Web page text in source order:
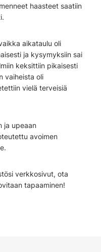
haasteet saatiin
aikataulu oli
ja kysymyksiin sai
keksittiin pikaisesti
vaiheista oli
vielä terveisiä
ja upeaan
avoimen
verkkosivut, ota
tapaaminen!